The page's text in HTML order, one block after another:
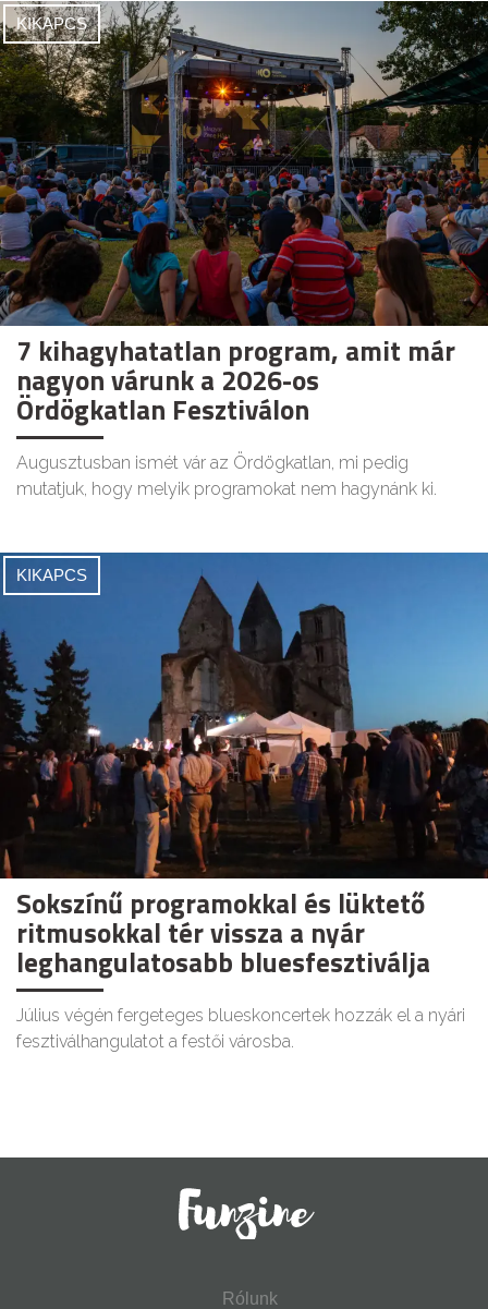
KIKAPCS
7 kihagyhatatlan program, amit már
nagyon várunk a 2026-os
Ördögkatlan Fesztiválon
Augusztusban ismét vár az Ördögkatlan, mi pedig
mutatjuk, hogy melyik programokat nem hagynánk ki.
KIKAPCS
Sokszínű programokkal és lüktető
ritmusokkal tér vissza a nyár
leghangulatosabb bluesfesztiválja
Július végén fergeteges blueskoncertek hozzák el a nyári
fesztiválhangulatot a festői városba.
Rólunk